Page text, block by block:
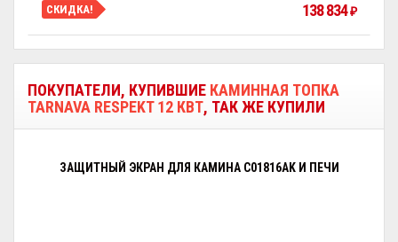
СКИДКА! 138 834 ₽
ПОКУПАТЕЛИ, КУПИВШИЕ КАМИННАЯ ТОПКА
TARNAVA RESPEKT 12 КВТ, ТАК ЖЕ КУПИЛИ
ЗАЩИТНЫЙ ЭКРАН ДЛЯ КАМИНА C01816AK И ПЕЧИ